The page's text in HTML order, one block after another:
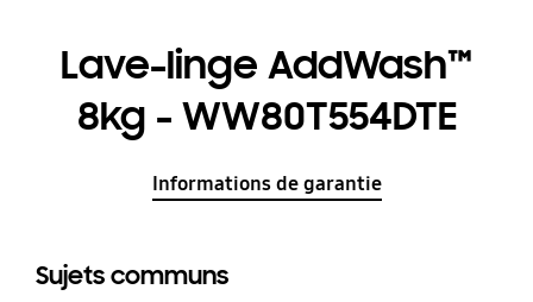
Lave-linge AddWash™
8kg - WW80T554DTE
Informations de garantie
Sujets communs